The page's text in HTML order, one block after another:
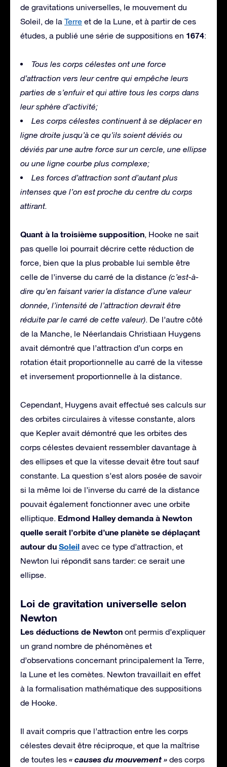
de gravitations universelles, le mouvement du
Soleil, de la Terre et de la Lune, et à partir de ces
études, a publié une série de suppositions en 1674:
Tous les corps célestes ont une force
d’attraction vers leur centre qui empêche leurs
parties de s’enfuir et qui attire tous les corps dans
leur sphère d’activité;
Les corps célestes continuent à se déplacer en
ligne droite jusqu’à ce qu’ils soient déviés ou
déviés par une autre force sur un cercle, une ellipse
ou une ligne courbe plus complexe;
Les forces d’attraction sont d’autant plus
intenses que l’on est proche du centre du corps
attirant.
Quant à la troisième supposition, Hooke ne sait
pas quelle loi pourrait décrire cette réduction de
force, bien que la plus probable lui semble être
celle de l’inverse du carré de la distance (c’est-à-
dire qu’en faisant varier la distance d’une valeur
donnée, l’intensité de l’attraction devrait être
réduite par le carré de cette valeur). De l’autre côté
de la Manche, le Néerlandais Christiaan Huygens
avait démontré que l’attraction d’un corps en
rotation était proportionnelle au carré de la vitesse
et inversement proportionnelle à la distance.
Cependant, Huygens avait effectué ses calculs sur
des orbites circulaires à vitesse constante, alors
que Kepler avait démontré que les orbites des
corps célestes devaient ressembler davantage à
des ellipses et que la vitesse devait être tout sauf
constante. La question s’est alors posée de savoir
si la même loi de l’inverse du carré de la distance
pouvait également fonctionner avec une orbite
elliptique. Edmond Halley demanda à Newton
quelle serait l’orbite d’une planète se déplaçant
autour du Soleil avec ce type d’attraction, et
Newton lui répondit sans tarder: ce serait une
ellipse.
Loi de gravitation universelle selon
Newton
Les déductions de Newton ont permis d’expliquer
un grand nombre de phénomènes et
d’observations concernant principalement la Terre,
la Lune et les comètes. Newton travaillait en effet
à la formalisation mathématique des suppositions
de Hooke.
Il avait compris que l’attraction entre les corps
célestes devait être réciproque, et que la maîtrise
de toutes les « causes du mouvement » des corps